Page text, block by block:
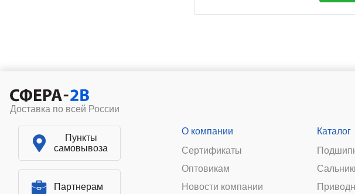
Доставка по всей России
Пункты
самовывоза
Партнерам
О компании
Сертификаты
Оптовикам
Новости компании
Каталог